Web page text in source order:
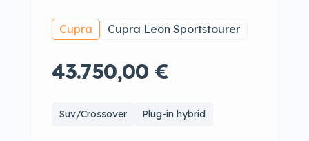
Cupra Cupra Leon Sportstourer
43.750,00 €
Suv/Crossover Plug-in hybrid